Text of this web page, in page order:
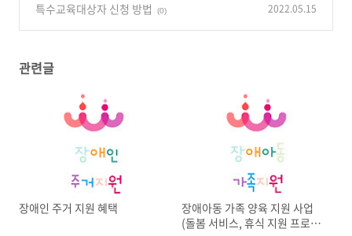
특수교육대상자 신청 방법 (0) 2022.05.15
관련글
장애인 주거 지원 혜택
장애아동 가족 양육 지원 사업
(돌봄 서비스, 휴식 지원 프로그